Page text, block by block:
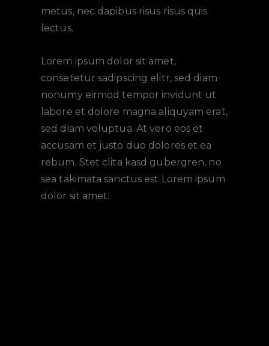
metus, nec dapibus risus risus quis
lectus.
Lorem ipsum dolor sit amet,
consetetur sadipscing elitr, sed diam
nonumy eirmod tempor invidunt ut
labore et dolore magna aliquyam erat,
sed diam voluptua. At vero eos et
accusam et justo duo dolores et ea
rebum. Stet clita kasd gubergren, no
sea takimata sanctus est Lorem ipsum
dolor sit amet.